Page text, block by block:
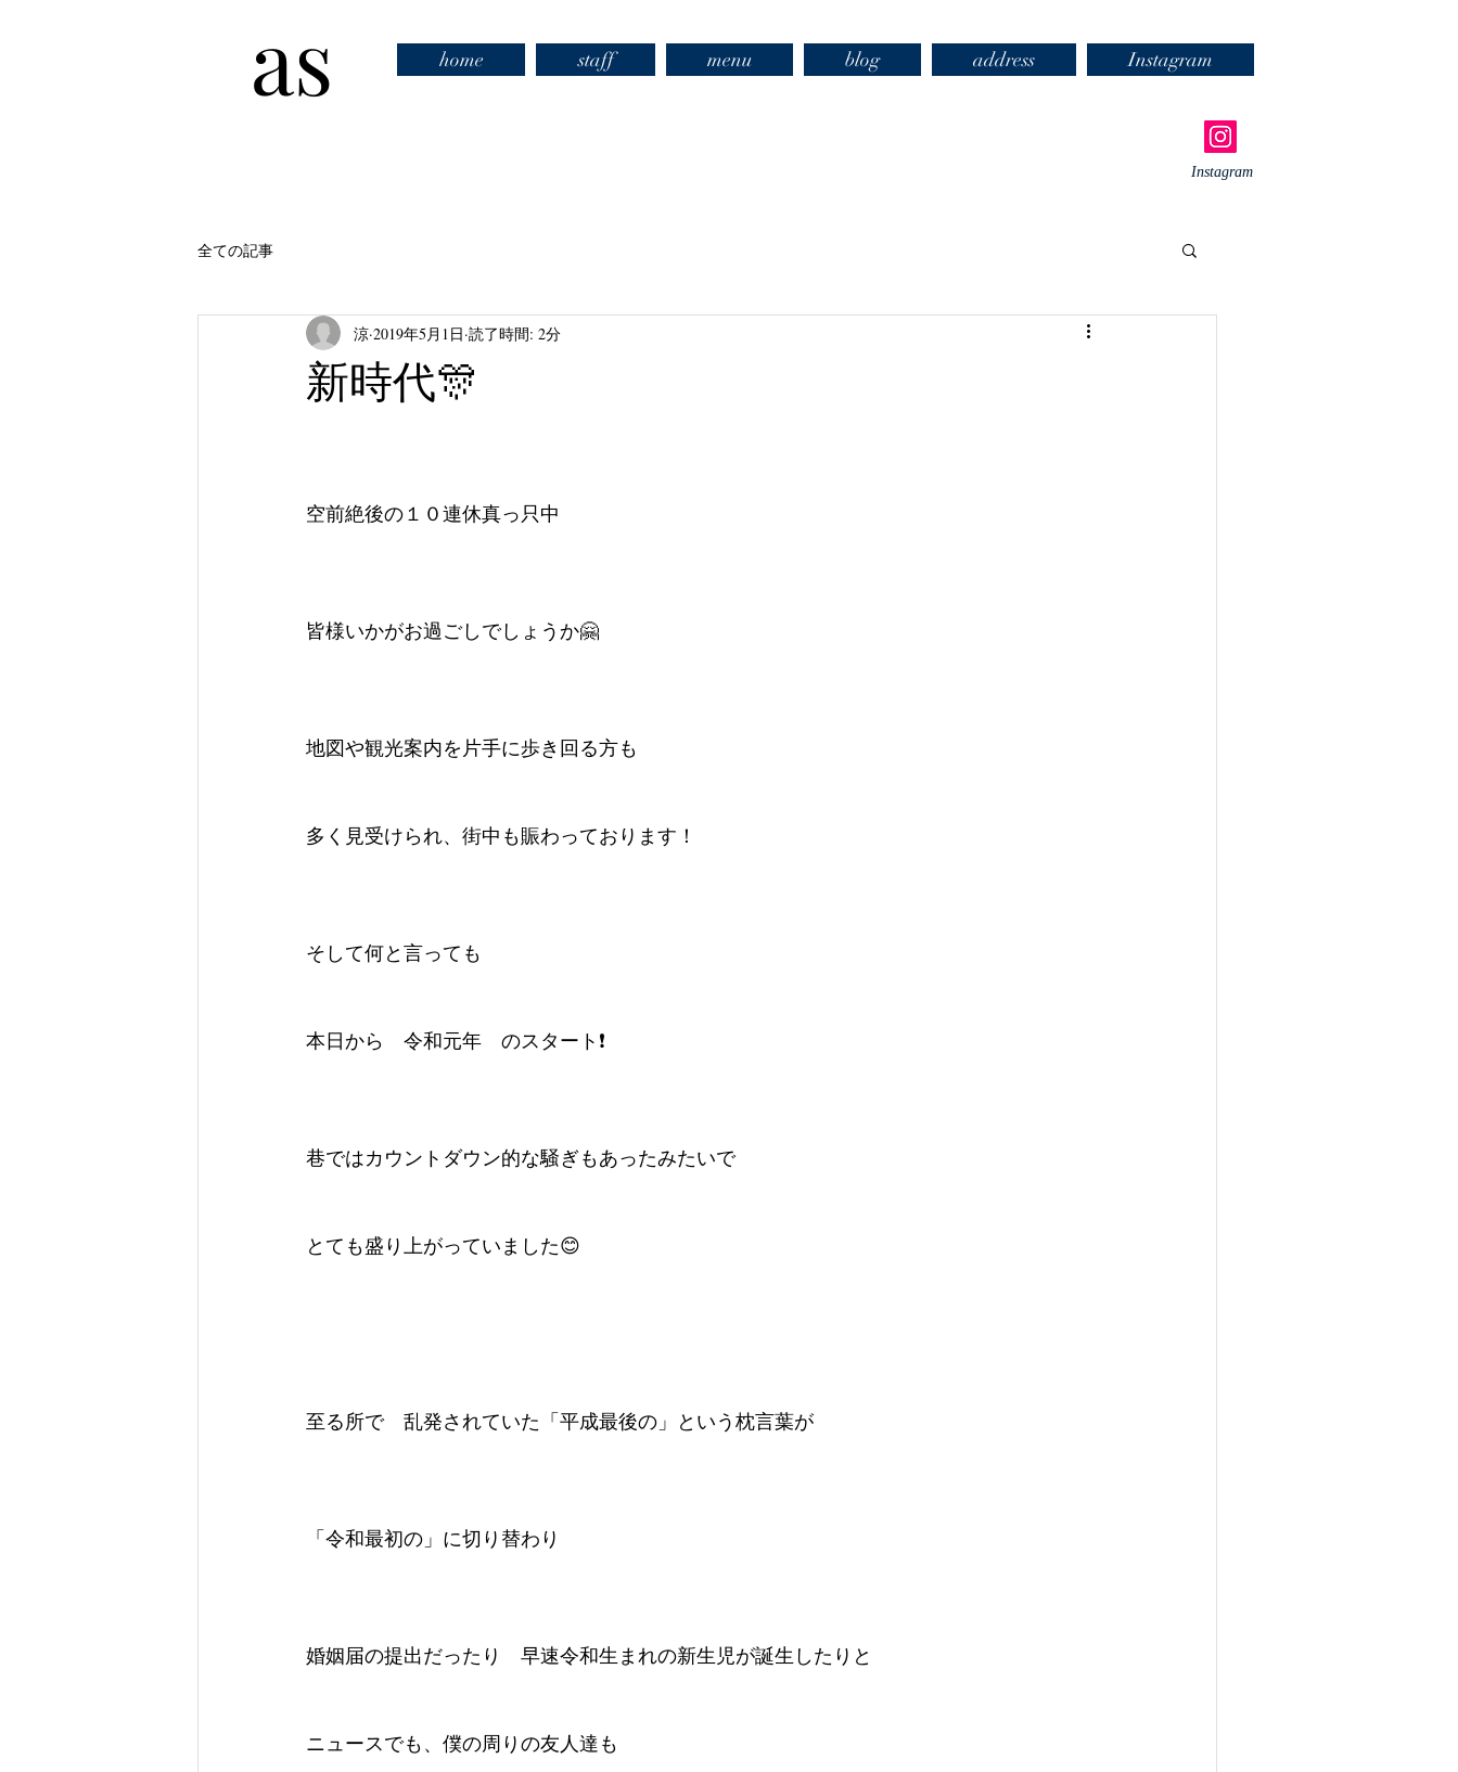
as home staff menu blog address Instagram
Instagram
全ての記事
新時代🎊
涼 2019年5月1日 読了時間: 2分
空前絶後の１０連休真っ只中
皆様いかがお過ごしでしょうか🤗
地図や観光案内を片手に歩き回る方も
多く見受けられ、街中も賑わっております！
そして何と言っても
本日から　令和元年　のスタート❗️
巷ではカウントダウン的な騒ぎもあったみたいで
とても盛り上がっていました😊
至る所で　乱発されていた「平成最後の」という枕言葉が
「令和最初の」に切り替わり
婚姻届の提出だったり　早速令和生まれの新生児が誕生したりと
ニュースでも、僕の周りの友人達も